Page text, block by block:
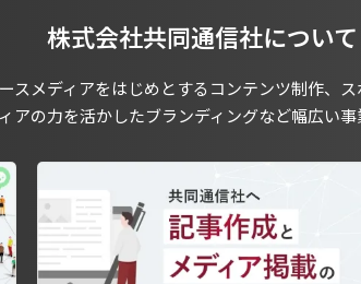
株式会社共同通信社について
スメディアをはじめとするコンテンツ制作、
アの力を活かしたブランディングなど幅広い事